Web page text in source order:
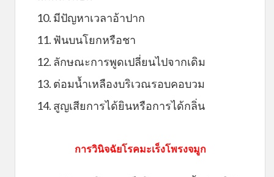
10. มีปัญหาเวลาอ้าปาก
11. ฟันบนโยกหรือชา
12. ลักษณะการพูดเปลี่ยนไปจากเดิม
13. ต่อมน้ำเหลืองบริเวณรอบคอบวม
14. สูญเสียการได้ยินหรือการได้กลิ่น
การวินิจฉัยโรคมะเร็งโพรงจมูก